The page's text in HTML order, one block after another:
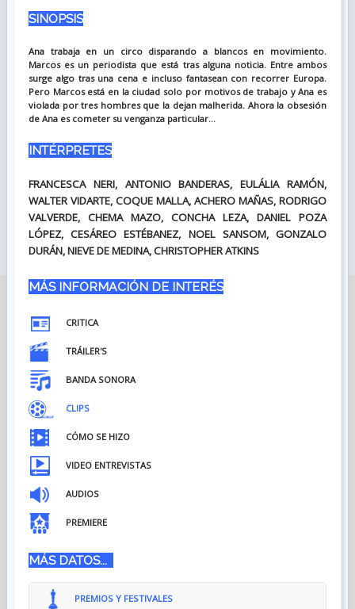
SINOPSIS
Ana trabaja en un circo disparando a blancos en movimiento.
Marcos es un periodista que está tras alguna noticia. Entre ambos
surge algo tras una cena e incluso fantasean con recorrer Europa.
Pero Marcos está en la ciudad solo por motivos de trabajo y Ana es
violada por tres hombres que la dejan malherida. Ahora la obsesión
de Ana es cometer su venganza particular...
INTÉRPRETES
FRANCESCA NERI, ANTONIO BANDERAS, EULÁLIA RAMÓN,
WALTER VIDARTE, COQUE MALLA, ACHERO MAÑAS, RODRIGO
VALVERDE, CHEMA MAZO, CONCHA LEZA, DANIEL POZA
LÓPEZ, CESÁREO ESTÉBANEZ, NOEL SANSOM, GONZALO
DURÁN, NIEVE DE MEDINA, CHRISTOPHER ATKINS
MÁS INFORMACIÓN DE INTERÉS
CRITICA
TRÁILER'S
BANDA SONORA
CLIPS
CÓMO SE HIZO
VIDEO ENTREVISTAS
AUDIOS
PREMIERE
MÁS DATOS...
PREMIOS Y FESTIVALES